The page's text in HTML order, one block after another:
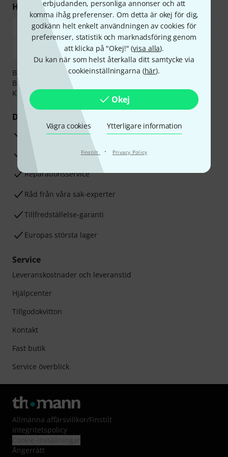
erbjudanden, personliga annonser och att
komma ihåg preferenser. Om detta är okej för dig,
godkänn helt enkelt användningen av cookies för
preferenser, statistik och marknadsföring genom
att klicka på "Okej!" (visa alla).
Du kan när som helst återkalla ditt samtycke via
cookieinställningarna (här).
Okej
Vägra cookies Ytterligare information
Finstilt · Privacy Policy
Handla och betala säkert
Betalningen kan göras tryggt och säkert med
Banköverföring, PayPal,
Kreditkort.
Dina fördelar
3-år Thomann-garanti
30 dagars öppet köp
Reparationsservice
Råd från våra sak-experter
Tillfredställelse-garanti
Europas största lager
Service
Leveranskostnader och leveranstid
Hjälpcenter
Tillgodokvitton
Kontakt
Fast butik
Service överblick
Allmänna affärsvillkor/Finstilt
Integritetspolicy
Ångerrätt